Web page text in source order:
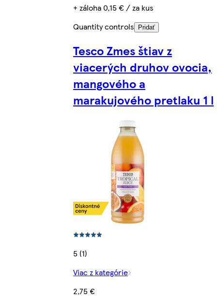
+ záloha 0,15 € / za kus
Quantity controls Pridať
Tesco Zmes štiav z
viacerých druhov ovocia,
mangového a
marakujového pretlaku 1 l
5 (1)
Viac z kategórie
2,75 €